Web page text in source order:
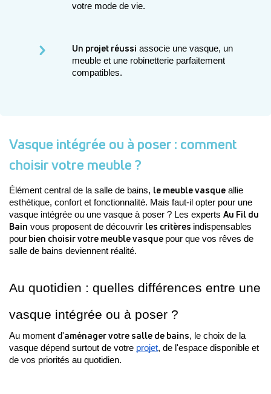
votre mode de vie.
Un projet réussi associe une vasque, un
meuble et une robinetterie parfaitement
compatibles.
Vasque intégrée ou à poser : comment
choisir votre meuble ?
Élément central de la salle de bains, le meuble vasque allie
esthétique, confort et fonctionnalité. Mais faut-il opter pour une
vasque intégrée ou une vasque à poser ? Les experts Au Fil du
Bain vous proposent de découvrir les critères indispensables
pour bien choisir votre meuble vasque pour que vos rêves de
salle de bains deviennent réalité.
Au quotidien : quelles différences entre une
vasque intégrée ou à poser ?
Au moment d'aménager votre salle de bains, le choix de la
vasque dépend surtout de votre projet, de l'espace disponible et
de vos priorités au quotidien.